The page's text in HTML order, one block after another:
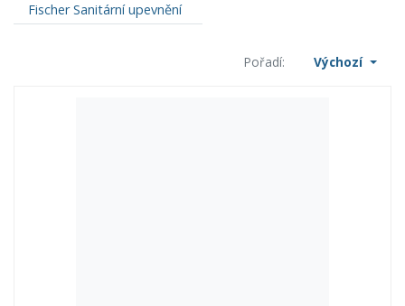
Fischer Sanitární upevnění
Pořadí: Výchozí